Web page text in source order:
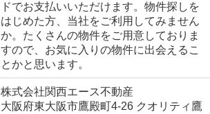
ドでお支払いいただけます。物件探しを
はじめた方、当社をご利用してみません
か。たくさんの物件をご用意しておりま
すので、お気に入りの物件に出会えるこ
とかと思います。
株式会社関西エース不動産
大阪府東大阪市鷹殿町4-26 クオリティ鷹